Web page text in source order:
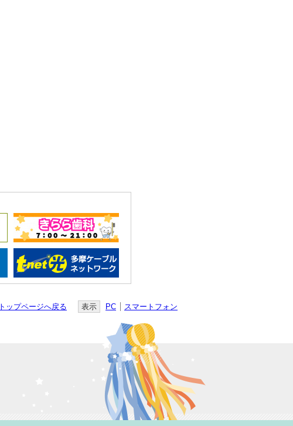
トップページへ戻る 表示 PC スマートフォン